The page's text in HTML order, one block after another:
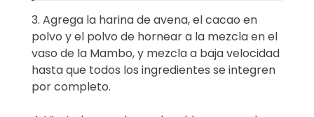
3. Agrega la harina de avena, el cacao en
polvo y el polvo de hornear a la mezcla en el
vaso de la Mambo, y mezcla a baja velocidad
hasta que todos los ingredientes se integren
por completo.